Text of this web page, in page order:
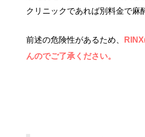
クリニックであれば別料金で麻
前述の危険性があるため、
んのでご了承ください。